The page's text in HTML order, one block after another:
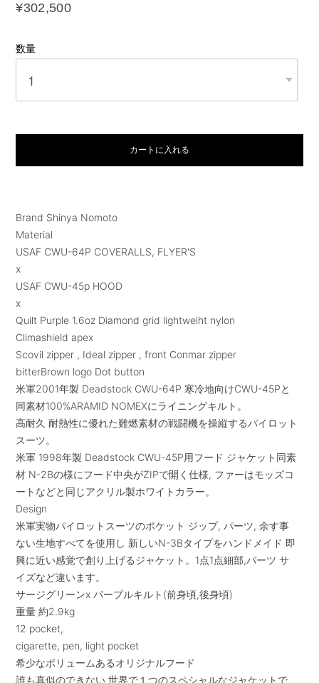
¥302,500
数量
カートに入れる
Brand Shinya Nomoto
Material
USAF CWU-64P COVERALLS, FLYER'S
x
USAF CWU-45p HOOD
x
Quilt Purple 1.6oz Diamond grid lightweiht nylon
Climashield apex
Scovil zipper , Ideal zipper , front Conmar zipper
bitterBrown logo Dot button
米軍2001年製 Deadstock CWU-64P 寒冷地向けCWU-45Pと
同素材100%ARAMID NOMEXにライニングキルト。
高耐久 耐熱性に優れた難燃素材の戦闘機を操縦するパイロット
スーツ。
米軍 1998年製 Deadstock CWU-45P用フード ジャケット同素
材 N-2Bの様にフード中央がZIPで開く仕様, ファーはモッズコ
ートなどと同じアクリル製ホワイトカラー。
Design
米軍実物パイロットスーツのポケット ジップ, パーツ, 余す事
ない生地すべてを使用し 新しいN-3Bタイプをハンドメイド 即
興に近い感覚で創り上げるジャケット。1点1点細部,パーツ サ
イズなど違います。
サージグリーンx パープルキルト(前身頃,後身頃)
重量 約2.9kg
12 pocket,
cigarette, pen, light pocket
希少なボリュームあるオリジナルフード
誰も真似のできない 世界で１つのスペシャルなジャケットで